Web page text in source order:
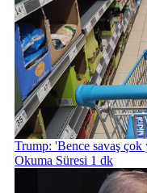
Trump: 'Bence savaş çok
Okuma Süresi 1 dk